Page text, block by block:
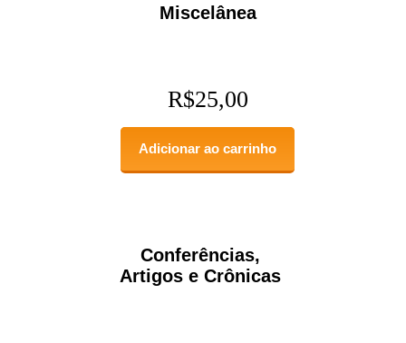
Miscelânea
R$25,00
Adicionar ao carrinho
Conferências,
Artigos e Crônicas